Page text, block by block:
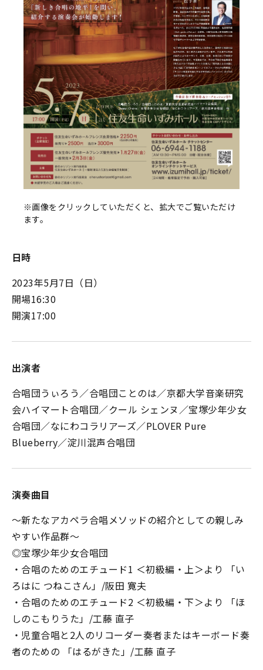
※画像をクリックしていただくと、拡大でご覧いただけ
ます。
日時
2023年5月7日（日）
開場16:30
開演17:00
出演者
合唱団うぃろう／合唱団ことのは／京都大学音楽研究
会ハイマート合唱団／クール シェンヌ／宝塚少年少女
合唱団／なにわコラリアーズ／PLOVER Pure
Blueberry／淀川混声合唱団
演奏曲目
〜新たなアカペラ合唱メソッドの紹介としての親しみ
やすい作品群〜
◎宝塚少年少女合唱団
・合唱のためのエチュード1 ＜初級編・上＞より 「い
ろはに つねこさん」/阪田 寛夫
・合唱のためのエチュード2 ＜初級編・下＞より 「ほ
しのこもりうた」/工藤 直子
・児童合唱と2人のリコーダー奏者またはキーボード奏
者のための 「はるがきた」/工藤 直子